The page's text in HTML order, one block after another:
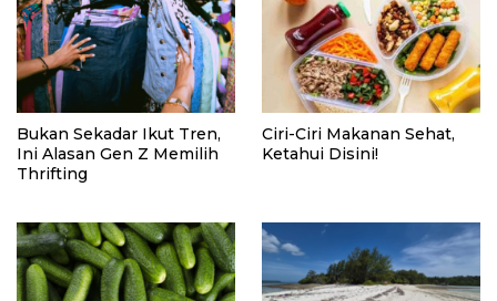
Bukan Sekadar Ikut Tren,
Ini Alasan Gen Z Memilih
Thrifting
Ciri-Ciri Makanan Sehat,
Ketahui Disini!